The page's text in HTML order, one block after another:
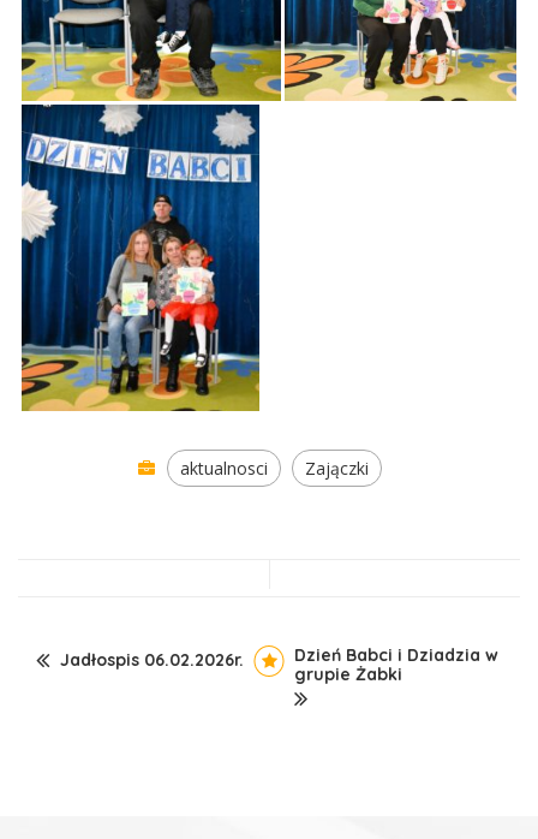
aktualnosci Zajączki
Jadłospis 06.02.2026r.
Dzień Babci i Dziadzia w
grupie Żabki